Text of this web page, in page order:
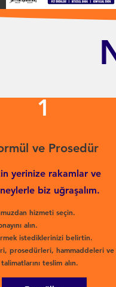
1
ve Prosedür
yerinize rakamlar ve
biz uğraşalım.
hizmeti seçin.
alın.
istediklerinizi belirtin.
prosedürleri, hammaddeleri ve
teslim alın.